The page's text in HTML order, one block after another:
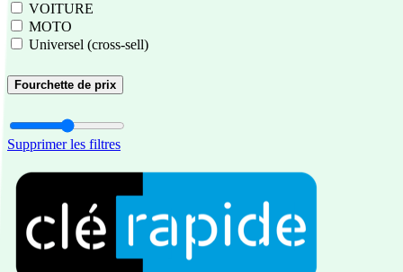
VOITURE
MOTO
Universel (cross-sell)
Fourchette de prix
Supprimer les filtres